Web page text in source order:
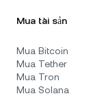
Mua tài sản
Mua Bitcoin
Mua Tether
Mua Tron
Mua Solana